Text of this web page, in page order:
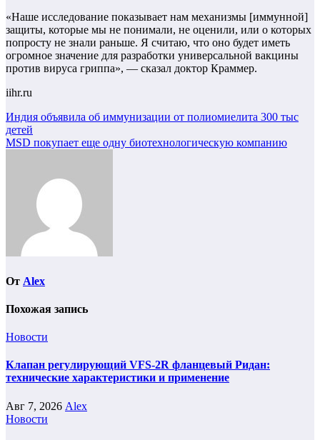
«Наше исследование показывает нам механизмы [иммунной]
защиты, которые мы не понимали, не оценили, или о которых
попросту не знали раньше. Я считаю, что оно будет иметь
огромное значение для разработки универсальной вакцины
против вируса гриппа», — сказал доктор Краммер.
iihr.ru
Навигация
по
Индия объявила об иммунизации от полиомиелита 300 тыс
детей
MSD покупает еще одну биотехнологическую компанию
От Alex
Похожая запись
Новости
Клапан регулирующий VFS-2R фланцевый Ридан:
технические характеристики и применение
Авг 7, 2026 Alex
Новости